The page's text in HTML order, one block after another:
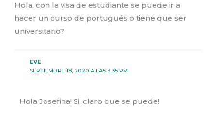
Hola, con la visa de estudiante se puede ir a
hacer un curso de portugués o tiene que ser
universitario?
EVE
SEPTIEMBRE 18, 2020 A LAS 3:35 PM
Hola Josefina! Si, claro que se puede!